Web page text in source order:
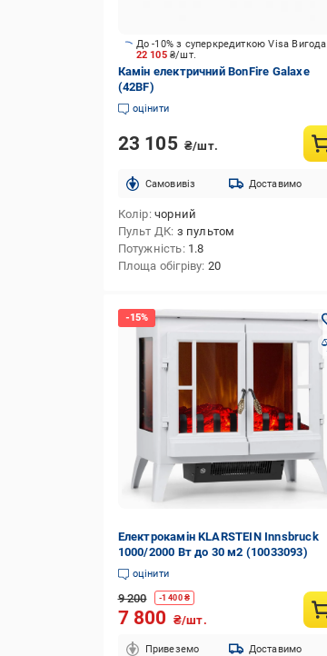
22 105 ₴/шт.
До -10% з суперкредиткою Visa Вигода
Камін електричний BonFire Galaxe
(42BF)
оцінити
23 105 ₴/шт.
Cамовивіз Доставимо
Колір чорний
Пульт ДК з пультом
Потужність 1.8
Площа обігріву 20
Електрокамін KLARSTEIN Innsbruck
1000/2000 Вт до 30 м2 (10033093)
оцінити
9 200 -1 400₴
7 800 ₴/шт.
Привеземо Доставимо